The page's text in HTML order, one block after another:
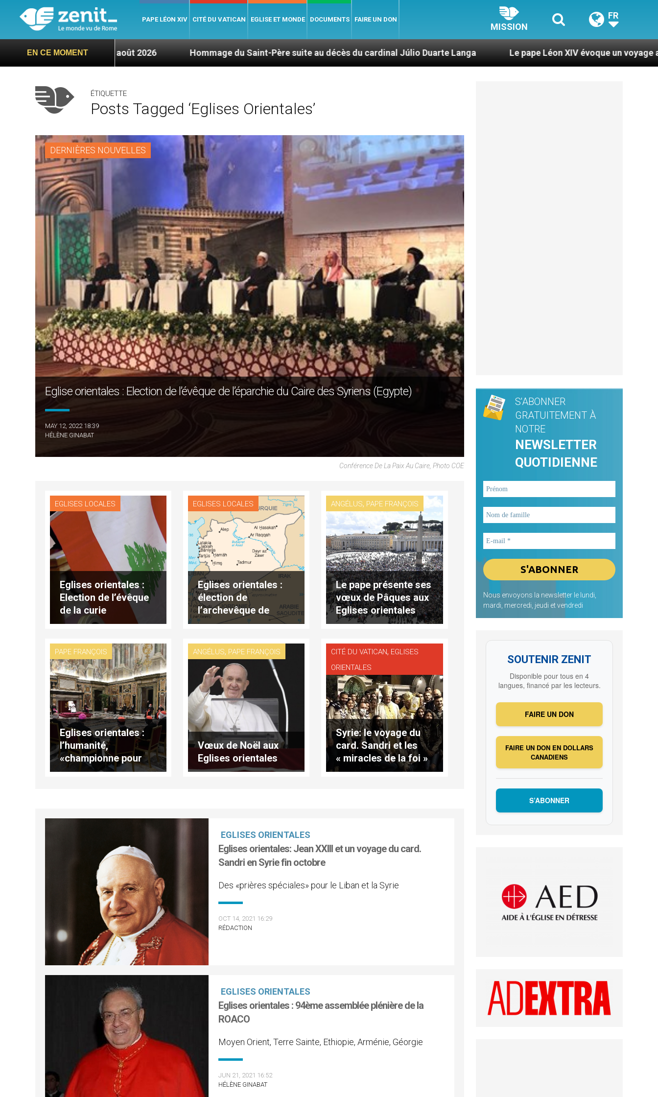
PAPE LÉON XIV CITÉ DU VATICAN EGLISE ET MONDE DOCUMENTS FAIRE UN DON
MISSION
FR
EN CE MOMENT
5 août 2026 Hommage du Saint-Père suite au décès du cardinal Júlio Duarte Langa Le pape Léon XIV évoque un voyage aux États-Unis
ÉTIQUETTE
Posts Tagged ‘eglises Orientales’
DERNIÈRES NOUVELLES
Eglise orientales : Election de l’évêque de l’éparchie du Caire des Syriens (Egypte)
MAY 12, 2022 18:39
HÉLÈNE GINABAT
Conférence De La Paix Au Caire, Photo COE
EGLISES LOCALES
Eglises orientales :
Election de l’évêque
de la curie
patriarcale
Syriens au Liban
EGLISES LOCALES
Eglises orientales :
élection de
l’archevêque de
Hassaké-Nisibi des
ANGÉLUS, PAPE FRANÇOIS
Le pape présente ses
vœux de Pâques aux
Eglises orientales
PAPE FRANÇOIS
Eglises orientales :
l’humanité,
«championne pour
faire la guerre»!
ANGÉLUS, PAPE FRANÇOIS
Vœux de Noël aux
Eglises orientales
CITÉ DU VATICAN, EGLISES
ORIENTALES
Syrie: le voyage du
card. Sandri et les
« miracles de la foi »
EGLISES ORIENTALES
Eglises orientales: Jean XXIII et un voyage du card.
Sandri en Syrie fin octobre
Des «prières spéciales» pour le Liban et la Syrie
OCT 14, 2021 16:29
RÉDACTION
EGLISES ORIENTALES
Eglises orientales : 94ème assemblée plénière de la
ROACO
Moyen Orient, Terre Sainte, Ethiopie, Arménie, Géorgie
JUN 21, 2021 16:52
HÉLÈNE GINABAT
S'ABONNER
GRATUITEMENT À
NOTRE
NEWSLETTER
QUOTIDIENNE
Nous envoyons la newsletter le lundi,
mardi, mercredi, jeudi et vendredi
SOUTENIR ZENIT
Disponible pour tous en 4
langues, financé par les lecteurs.
FAIRE UN DON
FAIRE UN DON EN DOLLARS
CANADIENS
S’ABONNER